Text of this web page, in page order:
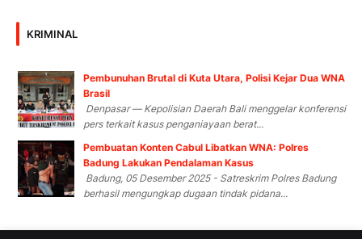
KRIMINAL
Pembunuhan Brutal di Kuta Utara, Polisi Kejar Dua WNA
Brasil
Denpasar — Kepolisian Daerah Bali menggelar konferensi
pers terkait kasus penganiayaan berat...
Pembuatan Konten Cabul Libatkan WNA: Polres
Badung Lakukan Pendalaman Kasus
Badung, 05 Desember 2025 - Satreskrim Polres Badung
berhasil mengungkap dugaan tindak pidana...